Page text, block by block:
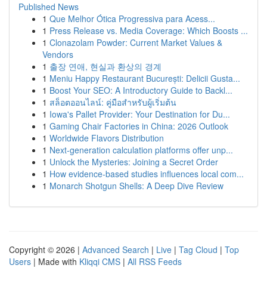
Published News
1 Que Melhor Ótica Progressiva para Acess...
1 Press Release vs. Media Coverage: Which Boosts ...
1 Clonazolam Powder: Current Market Values &
Vendors
1 출장 연애, 현실과 환상의 경계
1 Meniu Happy Restaurant București: Delicii Gusta...
1 Boost Your SEO: A Introductory Guide to Backl...
1 สล็อตออนไลน์: คู่มือสำหรับผู้เริ่มต้น
1 Iowa's Pallet Provider: Your Destination for Du...
1 Gaming Chair Factories in China: 2026 Outlook
1 Worldwide Flavors Distribution
1 Next-generation calculation platforms offer unp...
1 Unlock the Mysteries: Joining a Secret Order
1 How evidence-based studies influences local com...
1 Monarch Shotgun Shells: A Deep Dive Review
Copyright © 2026 | Advanced Search | Live | Tag Cloud | Top
Users | Made with Kliqqi CMS | All RSS Feeds